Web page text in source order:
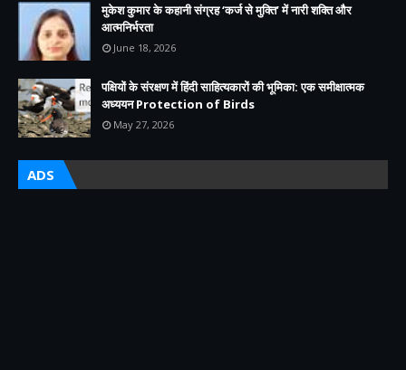
मुकेश कुमार के कहानी संग्रह ‘कर्ज से मुक्ति’ में नारी शक्ति और
आत्मनिर्भरता
June 18, 2026
पक्षियों के संरक्षण में हिंदी साहित्यकारों की भूमिका: एक समीक्षात्मक
अध्ययन Protection of Birds
May 27, 2026
ADS